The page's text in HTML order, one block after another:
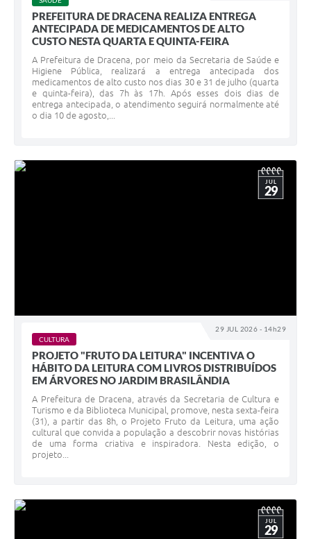
PREFEITURA DE DRACENA REALIZA ENTREGA
ANTECIPADA DE MEDICAMENTOS DE ALTO
CUSTO NESTA QUARTA E QUINTA-FEIRA
A Prefeitura de Dracena, por meio da Secretaria de Saúde e
Higiene Pública, realizará a entrega antecipada dos
medicamentos de alto custo nos dias 30 e 31 de julho (quarta
e quinta-feira), das 7h às 17h. Após esses dois dias de
entrega antecipada, o atendimento seguirá normalmente até
o dia 10 de agosto,...
29 JUL 2026 - 14h29
JUL
29
CULTURA
PROJETO "FRUTO DA LEITURA" INCENTIVA O
HÁBITO DA LEITURA COM LIVROS DISTRIBUÍDOS
EM ÁRVORES NO JARDIM BRASILÂNDIA
A Prefeitura de Dracena, através da Secretaria de Cultura e
Turismo e da Biblioteca Municipal, promove, nesta sexta-feira
(31), a partir das 8h, o Projeto Fruto da Leitura, uma ação
cultural que convida a população a descobrir novas histórias
de uma forma criativa e inspiradora. Nesta edição, o
projeto...
JUL
29